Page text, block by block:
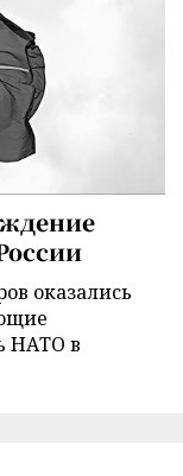
оказались
НАТО в